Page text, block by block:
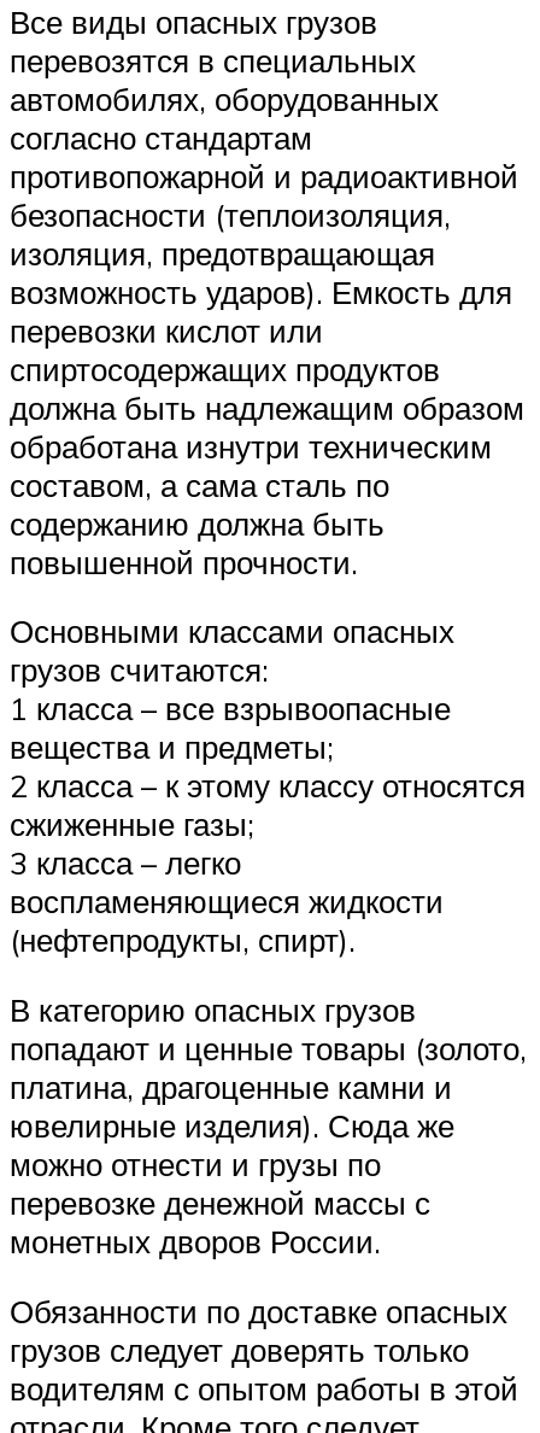
Все виды опасных грузов
перевозятся в специальных
автомобилях, оборудованных
согласно стандартам
противопожарной и радиоактивной
безопасности (теплоизоляция,
изоляция, предотвращающая
возможность ударов). Емкость для
перевозки кислот или
спиртосодержащих продуктов
должна быть надлежащим образом
обработана изнутри техническим
составом, а сама сталь по
содержанию должна быть
повышенной прочности.
Основными классами опасных
грузов считаются:
1 класса – все взрывоопасные
вещества и предметы;
2 класса – к этому классу относятся
сжиженные газы;
3 класса – легко
воспламеняющиеся жидкости
(нефтепродукты, спирт).
В категорию опасных грузов
попадают и ценные товары (золото,
платина, драгоценные камни и
ювелирные изделия). Сюда же
можно отнести и грузы по
перевозке денежной массы с
монетных дворов России.
Обязанности по доставке опасных
грузов следует доверять только
водителям с опытом работы в этой